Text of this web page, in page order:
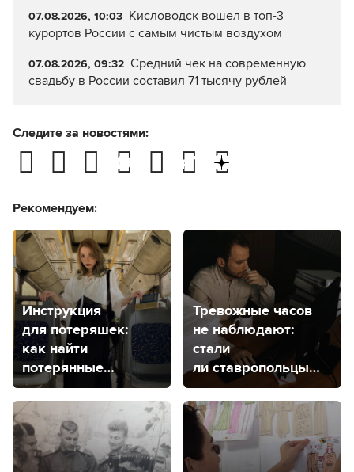
07.08.2026, 10:03 Кисловодск вошел в топ-3
курортов России с самым чистым воздухом
07.08.2026, 09:32 Средний чек на современную
свадьбу в России составил 71 тысячу рублей
Следите за новостями:
Рекомендуем:
Инструкция
для потеряшек:
как найти
потерянные
или забытые вещи
в Ставрополе?
Тревожные часов
не наблюдают:
стали
ли ставропольцы
чаще чувствовать
тревогу?